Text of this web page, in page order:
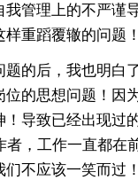
我管理上的不严谨
重蹈覆辙的问题！
题的后，我也明白
的思想问题！因
导致已经出现过
者，工作一直都在
不应该一笑而过